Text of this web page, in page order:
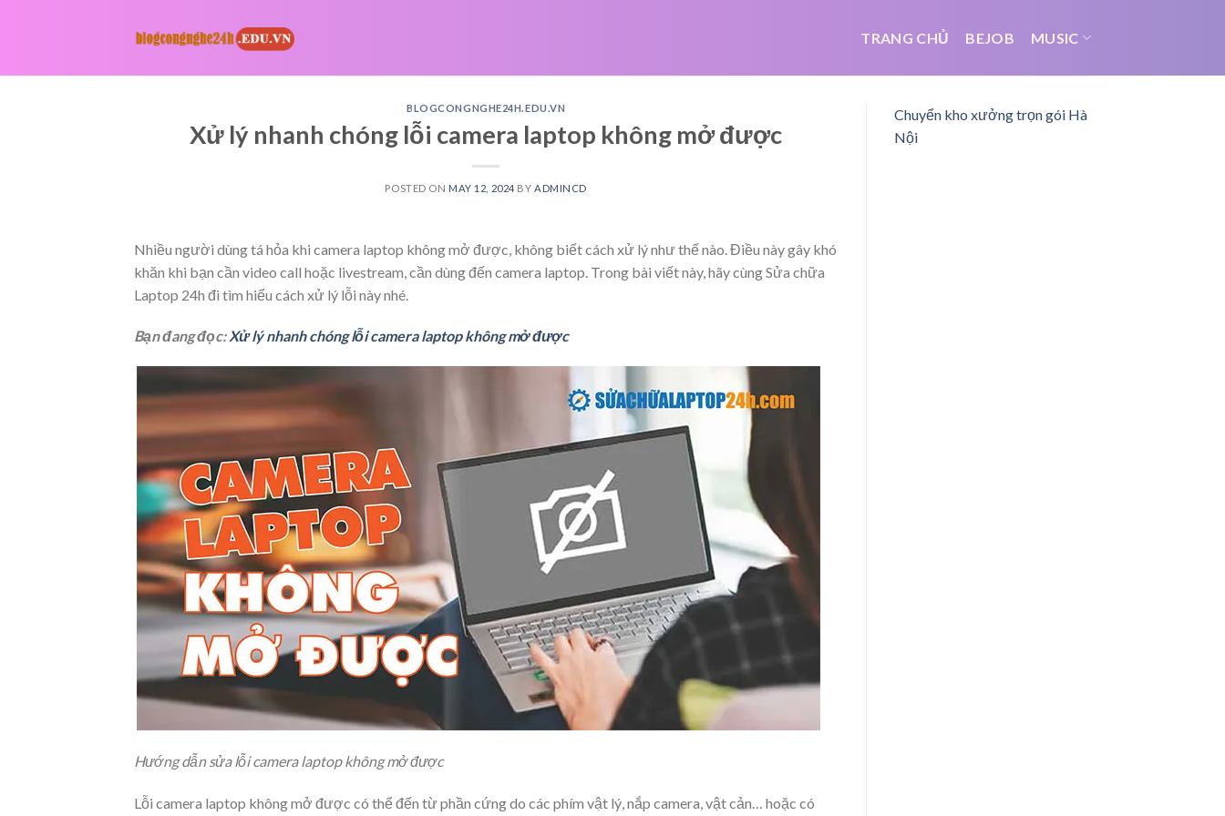
TRANG CHỦ BEJOB MUSIC
BLOGCONGNGHE24H.EDU.VN
Xử lý nhanh chóng lỗi camera laptop không mở được
POSTED ON MAY 12, 2024 BY ADMINCD
Nhiều người dùng tá hỏa khi camera laptop không mở được, không biết cách xử lý như thế nào. Điều này gây khó
khăn khi bạn cần video call hoặc livestream, cần dùng đến camera laptop. Trong bài viết này, hãy cùng Sửa chữa
Laptop 24h đi tìm hiểu cách xử lý lỗi này nhé.
Bạn đang đọc:Xử lý nhanh chóng lỗi camera laptop không mở được
Hướng dẫn sửa lỗi camera laptop không mở được
Lỗi camera laptop không mở được có thể đến từ phần cứng do các phím vật lý, nắp camera, vật cản… hoặc có
Chuyển kho xưởng trọn gói Hà
Nội